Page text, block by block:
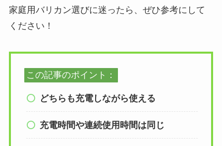
家庭用バリカン選びに迷ったら、ぜひ参考にして
ください！
この記事のポイント：
どちらも充電しながら使える
充電時間や連続使用時間は同じ